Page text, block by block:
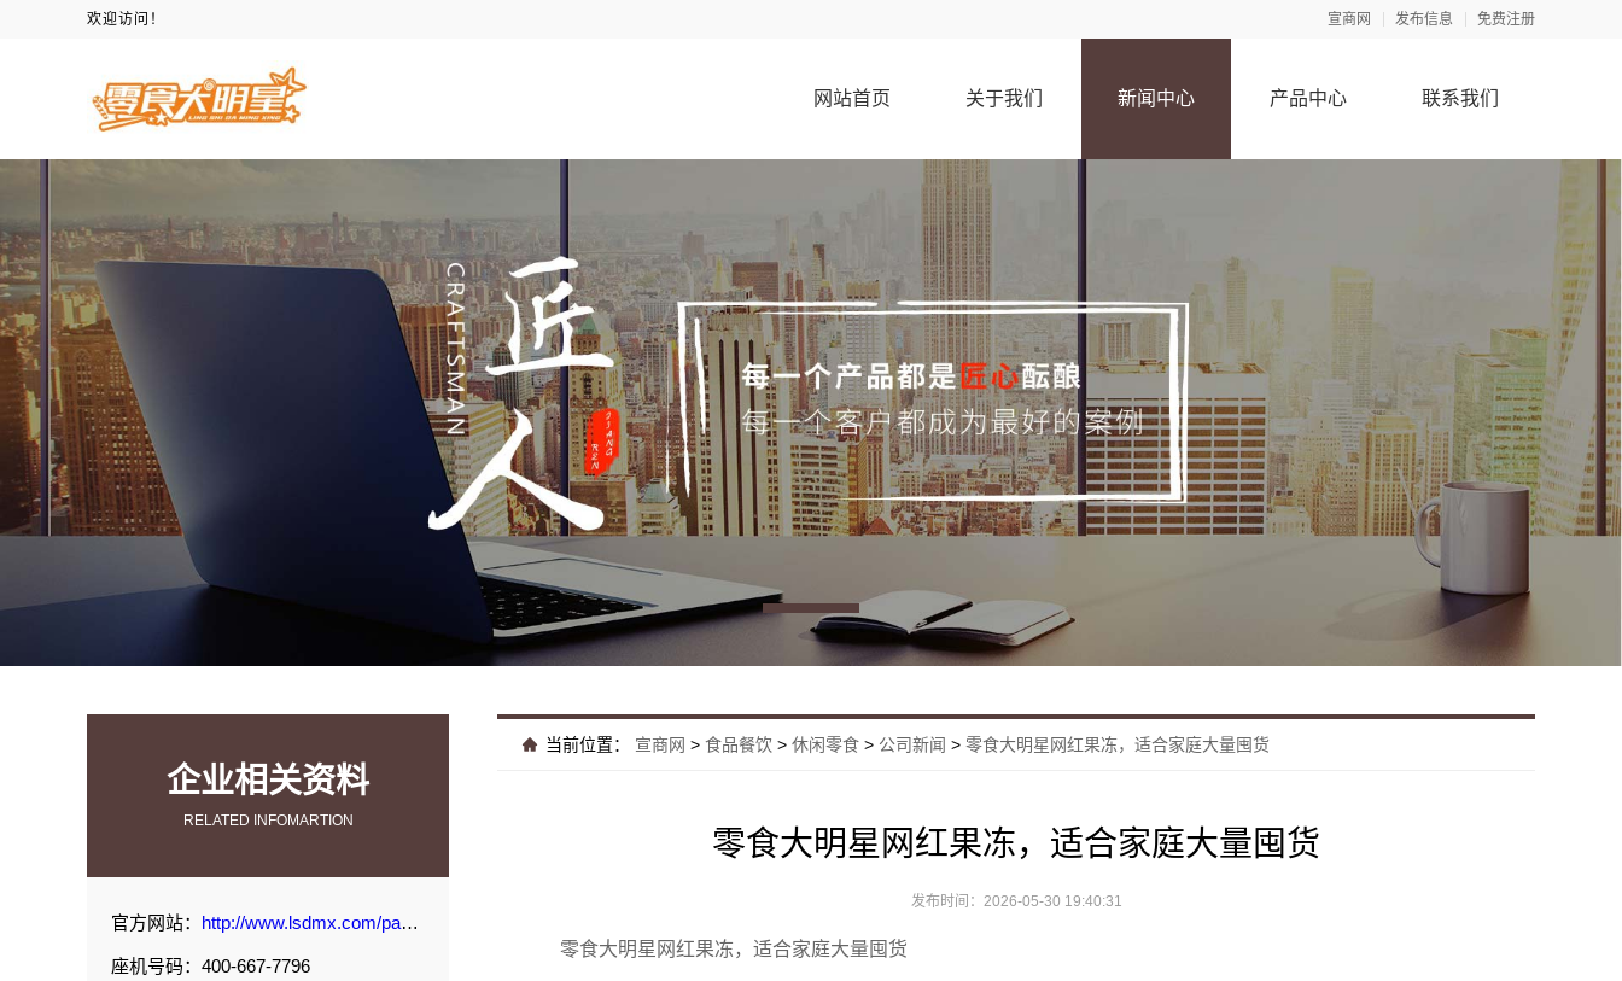
欢迎访问！ 宣商网 发布信息 免费注册
网站首页 关于我们 新闻中心 产品中心 联系我们
企业相关资料
RELATED INFOMARTION
官方网站： http://www.lsdmx.com/page/3.html#p1
座机号码：400-667-7796
当前位置： 宣商网 > 食品餐饮 > 休闲零食 > 公司新闻 > 零食大明星网红果冻，适合家庭大量囤货
零食大明星网红果冻，适合家庭大量囤货
发布时间：2026-05-30 19:40:31
零食大明星网红果冻，适合家庭大量囤货